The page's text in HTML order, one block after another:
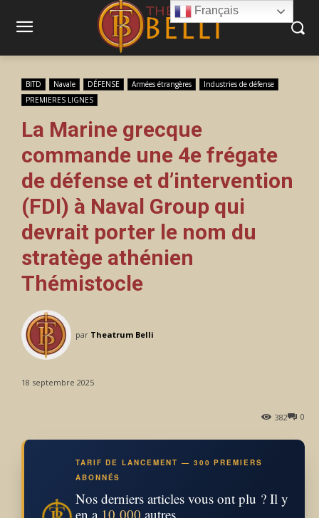
BITD Navale DÉFENSE Armées étrangères
Industries de défense
PREMIERES LIGNES
La Marine grecque
commande une 4e frégate
de défense et d’intervention
(FDI) à Naval Group qui
devrait porter le nom du
stratège athénien
Thémistocle
par Theatrum Belli
18 septembre 2025
0
382
TARIF DE LANCEMENT — 300 PREMIERS
ABONNÉS
Nos derniers articles vous ont plu ? Il y
en a 10 000 autres.
Français